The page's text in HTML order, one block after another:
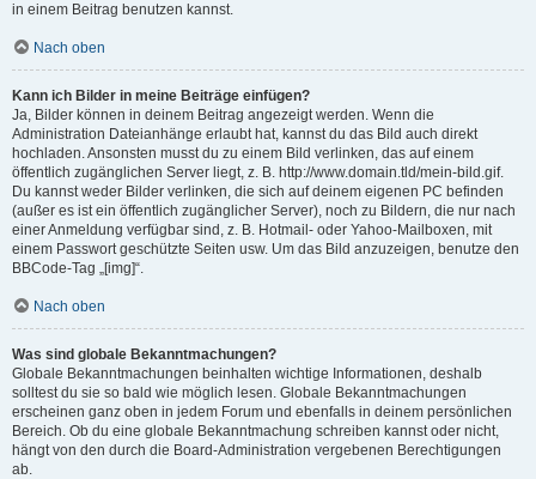
in einem Beitrag benutzen kannst.
Nach oben
Kann ich Bilder in meine Beiträge einfügen?
Ja, Bilder können in deinem Beitrag angezeigt werden. Wenn die
Administration Dateianhänge erlaubt hat, kannst du das Bild auch direkt
hochladen. Ansonsten musst du zu einem Bild verlinken, das auf einem
öffentlich zugänglichen Server liegt, z. B. http://www.domain.tld/mein-bild.gif.
Du kannst weder Bilder verlinken, die sich auf deinem eigenen PC befinden
(außer es ist ein öffentlich zugänglicher Server), noch zu Bildern, die nur nach
einer Anmeldung verfügbar sind, z. B. Hotmail- oder Yahoo-Mailboxen, mit
einem Passwort geschützte Seiten usw. Um das Bild anzuzeigen, benutze den
BBCode-Tag „[img]“.
Nach oben
Was sind globale Bekanntmachungen?
Globale Bekanntmachungen beinhalten wichtige Informationen, deshalb
solltest du sie so bald wie möglich lesen. Globale Bekanntmachungen
erscheinen ganz oben in jedem Forum und ebenfalls in deinem persönlichen
Bereich. Ob du eine globale Bekanntmachung schreiben kannst oder nicht,
hängt von den durch die Board-Administration vergebenen Berechtigungen
ab.